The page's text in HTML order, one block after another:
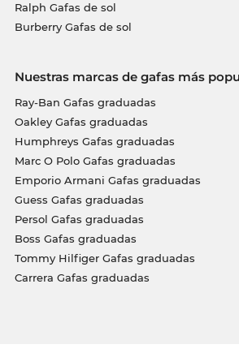
Ralph Gafas de sol
Burberry Gafas de sol
Nuestras marcas de gafas más
Ray-Ban Gafas graduadas
Oakley Gafas graduadas
Humphreys Gafas graduadas
Marc O Polo Gafas graduadas
Emporio Armani Gafas graduadas
Guess Gafas graduadas
Persol Gafas graduadas
Boss Gafas graduadas
Tommy Hilfiger Gafas graduadas
Carrera Gafas graduadas